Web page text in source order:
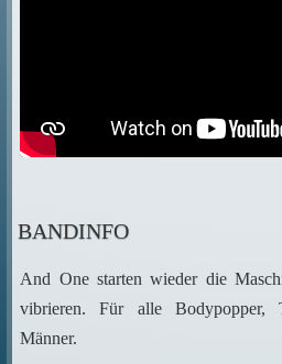
BANDINFO
And One starten wieder die
vibrieren. Für alle Bodypopper,
Männer.